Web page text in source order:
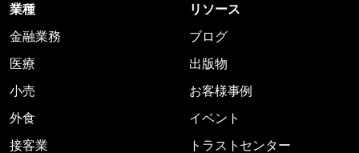
業種
金融業務
医療
小売
外食
接客業
リソース
ブログ
出版物
お客様事例
イベント
トラストセンター